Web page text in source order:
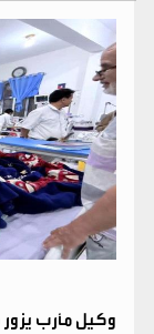
وكيل مأرب